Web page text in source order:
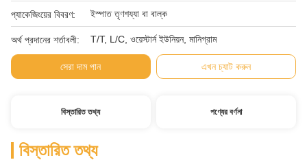
প্যাকেজিংয়ের বিবরণ: ইস্পাত তৃণশয্যা বা বাল্ক
অর্থ প্রদানের শর্তাবলী: T/T, L/C, ওয়েস্টার্ন ইউনিয়ন, মানিগ্রাম
সেরা দাম পান এখন চ্যাট করুন
বিস্তারিত তথ্য পণ্যের বর্ণনা
বিস্তারিত তথ্য